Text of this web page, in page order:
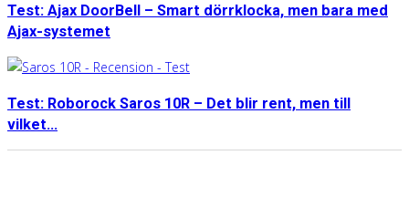
Test: Ajax DoorBell – Smart dörrklocka, men bara med
Ajax-systemet
Test: Roborock Saros 10R – Det blir rent, men till
vilket...